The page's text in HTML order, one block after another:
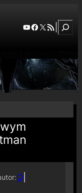
YouTube
Facebook
X RSS Feed
Q